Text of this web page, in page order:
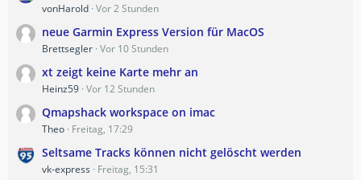
vonHarold Vor 2 Stunden
neue Garmin Express Version für MacOS
Brettsegler Vor 10 Stunden
xt zeigt keine Karte mehr an
Heinz59 Vor 12 Stunden
Qmapshack workspace on imac
Theo Freitag, 17:29
Seltsame Tracks können nicht gelöscht werden
vk-express Freitag, 15:31